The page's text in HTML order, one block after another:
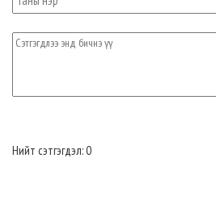
Нийт сэтгэгдэл: 0